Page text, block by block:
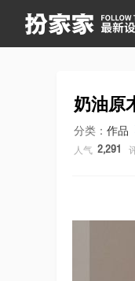
奶油原
分类： 作品
人气 2,291